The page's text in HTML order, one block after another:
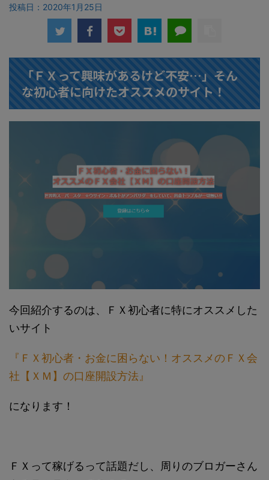
投稿日： 2020年1月25日
「ＦＸって興味があるけど不安…」そん
な初心者に向けたオススメのサイト！
今回紹介するのは、ＦＸ初心者に特にオススメした
いサイト
『ＦＸ初心者・お金に困らない！オススメのＦＸ会
社【ＸＭ】の口座開設方法』
になります！
ＦＸって稼げるって話題だし、周りのブロガーさん